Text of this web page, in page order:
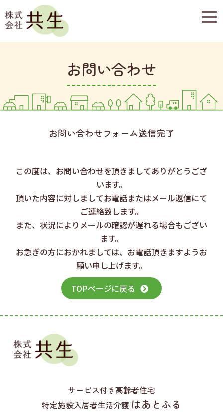
お問い合わせ
お問い合わせフォーム送信完了
この度は、お問い合わせを頂きましてありがとうござ
います。
頂いた内容に対しましてお電話またはメール返信にて
ご連絡致します。
また、状況によりメールの確認が遅れる場合もござい
ます。
お急ぎの方におかれましては、お電話頂きますようお
願い申し上げます。
TOPページに戻る
サービス付き高齢者住宅
特定施設入居者生活介護 はあとふる